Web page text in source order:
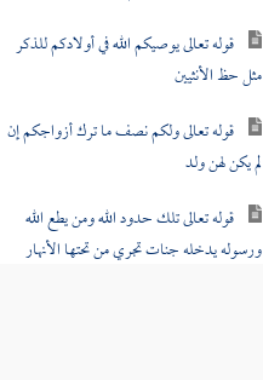
قوله تعالى يوصيكم الله في أولادكم للذكر
مثل حظ الأنثيين
قوله تعالى ولكم نصف ما ترك أزواجكم إن
لم يكن لهن ولد
قوله تعالى تلك حدود الله ومن يطع الله
ورسوله يدخله جنات تجري من تحتها الأنهار